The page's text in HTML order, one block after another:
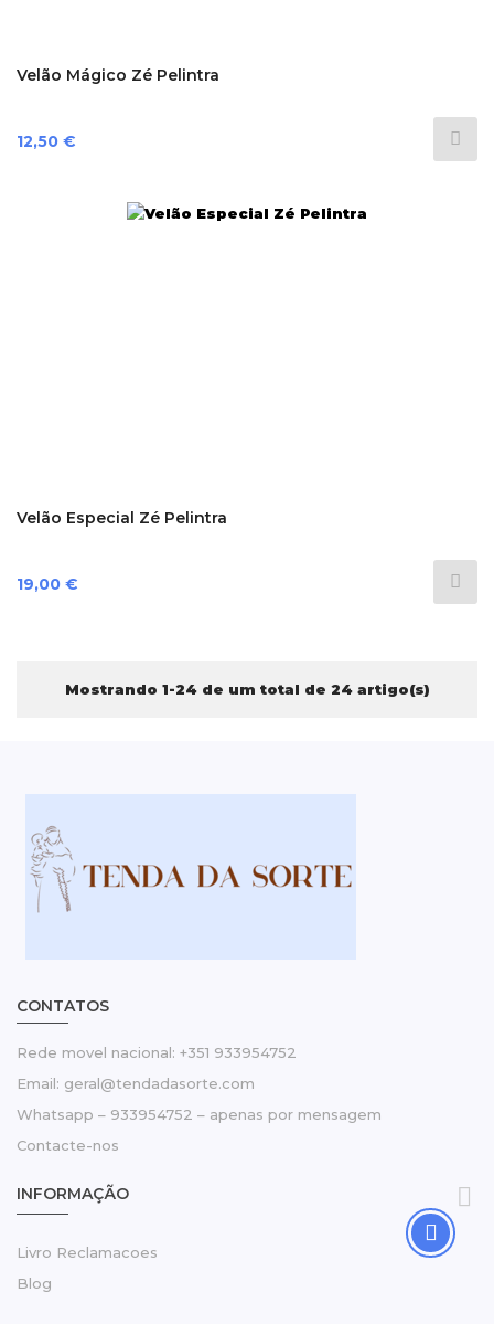
Velão Mágico Zé Pelintra
Preço
12,50 €
Velão Especial Zé Pelintra
Preço
19,00 €
Mostrando 1-24 de um total de 24 artigo(s)
CONTATOS
Rede movel nacional: +351 933954752
Email: geral@tendadasorte.com
Whatsapp – 933954752 – apenas por mensagem
Contacte-nos
INFORMAÇÃO 
Livro Reclamacoes
Blog